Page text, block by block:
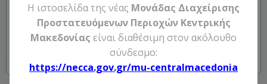
Categories:
Προκηρύξεις
Tags: No Tag
Previous post Next post
Η ιστοσελίδα της νέας Μονάδας Διαχείρισης
Προστατευόμενων Περιοχών Κεντρικής
Μακεδονίας είναι διαθέσιμη στον ακόλουθο
σύνδεσμο:
https://necca.gov.gr/mu-centralmacedonia